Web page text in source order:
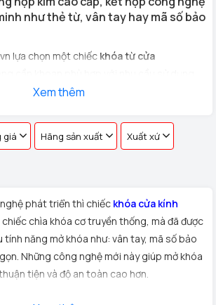
như thẻ từ, vân tay hay mã số bảo
lựa chọn một chiếc khóa từ cửa
cửa hàng, nhà riêng
Xem thêm
giá Hãng sản xuất Xuất xứ
phát triển thì chiếc khóa cửa kính
chìa khóa cơ truyền thống, mà đã được
năng mở khóa như: vân tay, mã số bảo
Những công nghệ mới này giúp mở khóa
tiện và độ an toàn cao hơn.